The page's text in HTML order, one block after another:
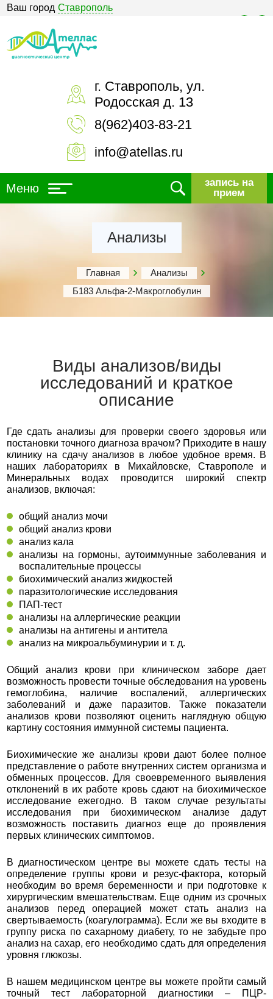
Ваш город Ставрополь
г. Ставрополь, ул.
Родосская д. 13
8(962)403-83-21
info@atellas.ru
Меню
запись на
прием
Анализы
Главная
Анализы
Б183 Альфа-2-Макроглобулин
Виды анализов/виды
исследований и краткое
описание
Где сдать анализы для проверки своего здоровья или
постановки точного диагноза врачом? Приходите в нашу
клинику на сдачу анализов в любое удобное время. В
наших лабораториях в Михайловске, Ставрополе и
Минеральных водах проводится широкий спектр
анализов, включая:
общий анализ мочи
общий анализ крови
анализ кала
анализы на гормоны, аутоиммунные заболевания и
воспалительные процессы
биохимический анализ жидкостей
паразитологические исследования
ПАП-тест
анализы на аллергические реакции
анализы на антигены и антитела
анализ на микроальбуминурии и т. д.
Общий анализ крови при клиническом заборе дает
возможность провести точные обследования на уровень
гемоглобина, наличие воспалений, аллергических
заболеваний и даже паразитов. Также показатели
анализов крови позволяют оценить наглядную общую
картину состояния иммунной системы пациента.
Биохимические же анализы крови дают более полное
представление о работе внутренних систем организма и
обменных процессов. Для своевременного выявления
отклонений в их работе кровь сдают на биохимическое
исследование ежегодно. В таком случае результаты
исследования при биохимическом анализе дадут
возможность поставить диагноз еще до проявления
первых клинических симптомов.
В диагностическом центре вы можете сдать тесты на
определение группы крови и резус-фактора, который
необходим во время беременности и при подготовке к
хирургическим вмешательствам. Еще одним из срочных
анализов перед операцией может стать анализ на
свертываемость (коагулограмма). Если же вы входите в
группу риска по сахарному диабету, то не забудьте про
анализ на сахар, его необходимо сдать для определения
уровня глюкозы.
В нашем медицинском центре вы можете пройти самый
точный тест лабораторной диагностики – ПЦР-